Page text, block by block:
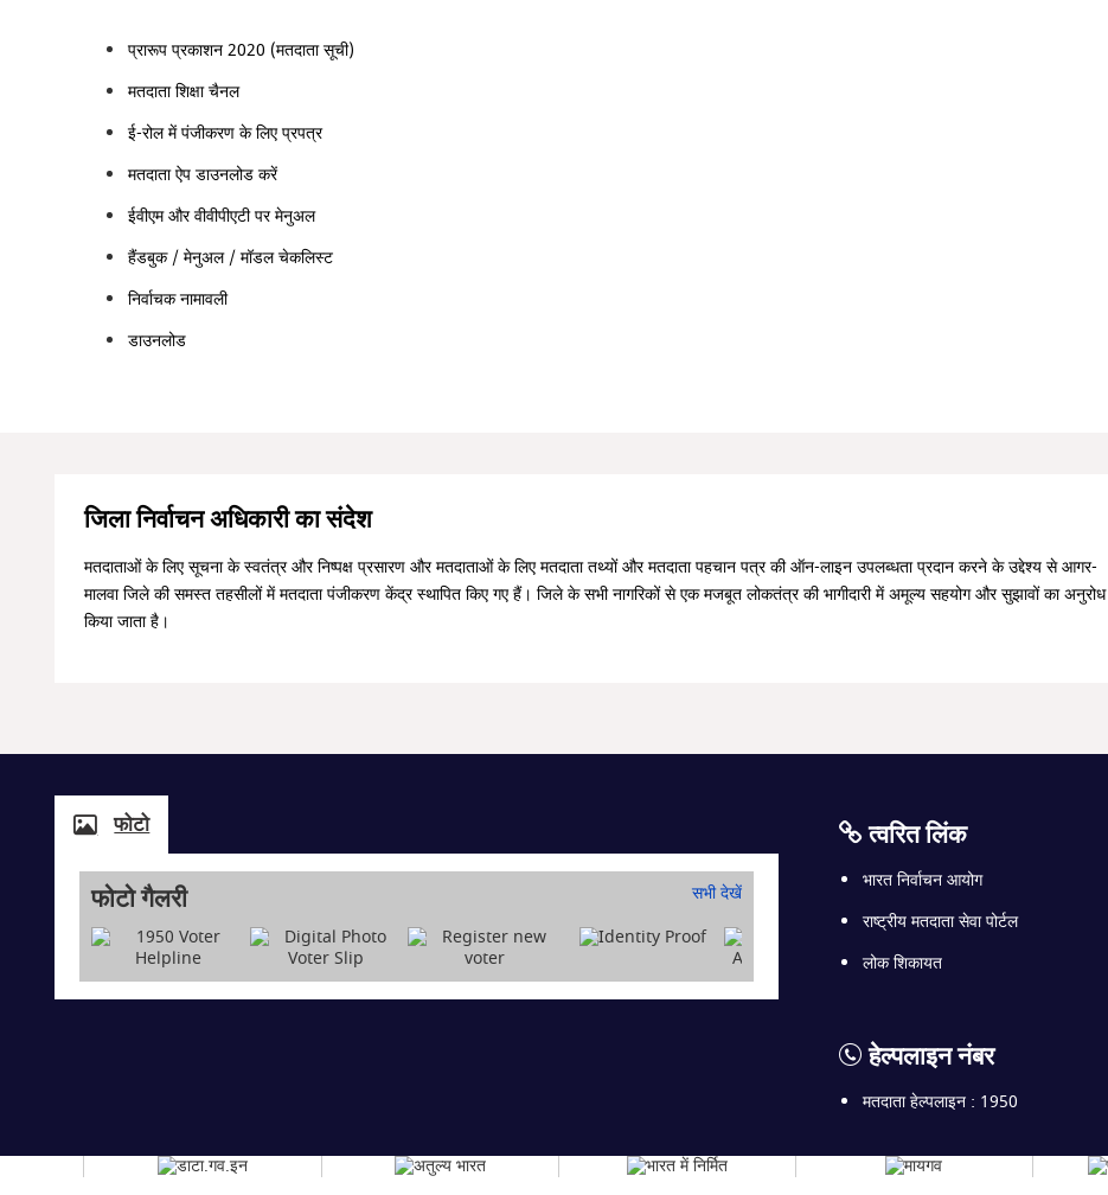
प्रारूप प्रकाशन 2020 (मतदाता सूची)
मतदाता शिक्षा चैनल
ई-रोल में पंजीकरण के लिए प्रपत्र
मतदाता ऐप डाउनलोड करें
ईवीएम और वीवीपीएटी पर मेनुअल
हैंडबुक / मेनुअल / मॉडल चेकलिस्ट
निर्वाचक नामावली
डाउनलोड
जिला निर्वाचन अधिकारी का संदेश
मतदाताओं के लिए सूचना के स्वतंत्र और निष्पक्ष प्रसारण और मतदाताओं के लिए मतदाता तथ्यों और मतदाता पहचान पत्र की ऑन-लाइन उपलब्धता प्रदान करने के उद्देश्य से आगर-
मालवा जिले की समस्त तहसीलों में मतदाता पंजीकरण केंद्र स्थापित किए गए हैं। जिले के सभी नागरिकों से एक मजबूत लोकतंत्र की भागीदारी में अमूल्य सहयोग और सुझावों का अनुरोध
किया जाता है।
फोटो
फोटो गैलरी सभी देखें
त्वरित लिंक
भारत निर्वाचन आयोग
राष्ट्रीय मतदाता सेवा पोर्टल
लोक शिकायत
हेल्पलाइन नंबर
मतदाता हेल्पलाइन : 1950